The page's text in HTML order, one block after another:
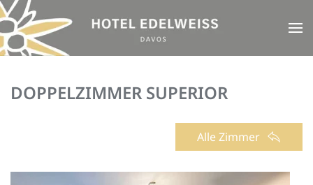
Zum Hauptinhalt springen
DOPPELZIMMER SUPERIOR
Alle Zimmer